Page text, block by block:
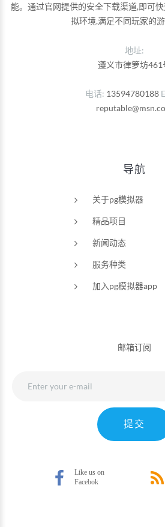
能。通过官网提供的安全下载渠道,即可
拟环境,满足不同玩家的游
地址:
遵义市律箩坊461
电话 13594780188
导航
关于pg模拟器
精品项目
新闻动态
服务种类
加入pg模拟器app
邮箱订阅
提交